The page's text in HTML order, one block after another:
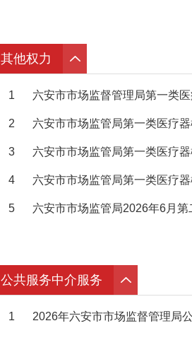
其他权力
1 六安市市场监督管理局第一类
2 六安市市场监管局第一类医疗
3 六安市市场监管局第一类医疗
4 六安市市场监管局第一类医疗
5 六安市市场监管局2026年6月
公共服务中介服务
1 2026年六安市市场监督管理局